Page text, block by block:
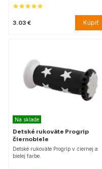
3.03 € Kúpiť
Na sklade
Detské rukoväte Progrip
čiernobiele
Detské rukoväte Progrip v čiernej a
bielej farbe.